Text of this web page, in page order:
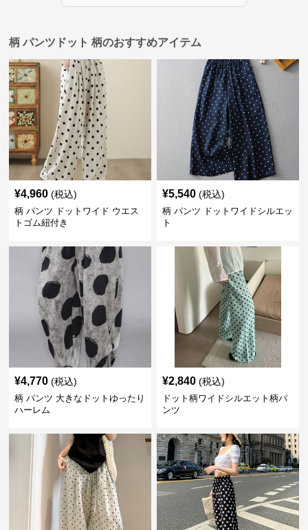
柄 パンツドット 柄のおすすめアイテム
¥4,960 (税込)
柄 パンツ ドットワイド ウエス
トゴム紐付き
¥5,540 (税込)
柄 パンツ ドットワイドシルエッ
ト
¥4,770 (税込)
柄 パンツ 大きなドットゆったり
ハーレム
¥2,840 (税込)
ドット柄ワイドシルエット柄パ
ンツ